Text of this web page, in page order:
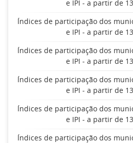
e IPI - a partir de
Índices de participação dos
e IPI - a partir de
Índices de participação dos
e IPI - a partir de
Índices de participação dos
e IPI - a partir de
Índices de participação dos
e IPI - a partir de
Índices de participação dos